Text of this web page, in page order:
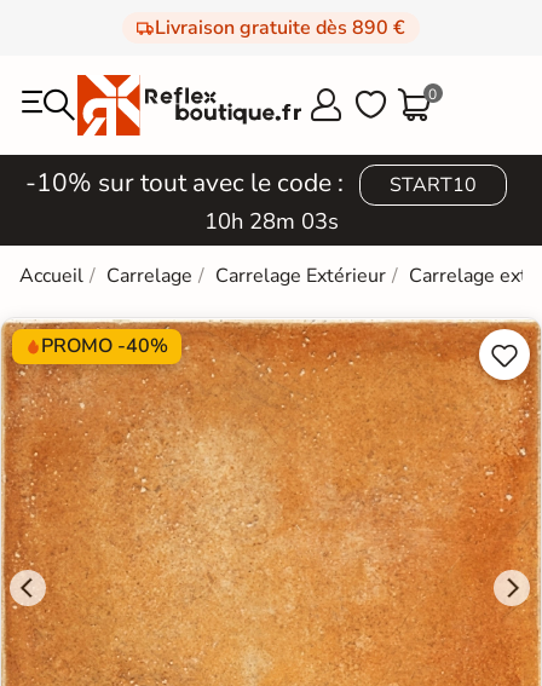
Livraison gratuite dès 890 €
  0
-10% sur tout avec le code : START10
10h 28m 03s
Accueil Carrelage Carrelage Extérieur Carrelage
PROMO -40% 
